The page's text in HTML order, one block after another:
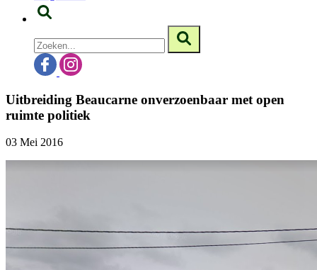
Uitbreiding Beaucarne onverzoenbaar met open
ruimte politiek
03 Mei 2016